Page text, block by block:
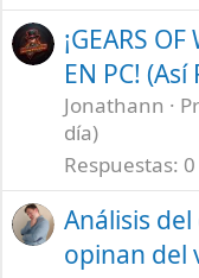
¡GEARS
EN PC!
Jonathann
día)
Respuestas 0
Análisis
opinan del